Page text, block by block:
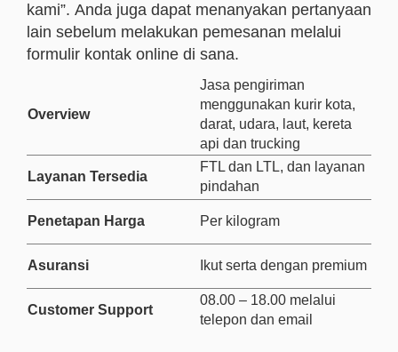
kami”. Anda juga dapat menanyakan pertanyaan
lain sebelum melakukan pemesanan melalui
formulir kontak online di sana.
Overview
Jasa pengiriman
menggunakan kurir kota,
darat, udara, laut, kereta
api dan trucking
Layanan Tersedia
FTL dan LTL, dan layanan
pindahan
Penetapan Harga Per kilogram
Asuransi Ikut serta dengan premium
Customer Support
08.00 – 18.00 melalui
telepon dan email